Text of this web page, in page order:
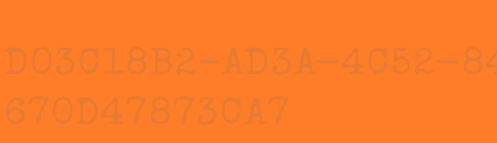
D03C18B2-AD3A-4C52-
670D47873CA7